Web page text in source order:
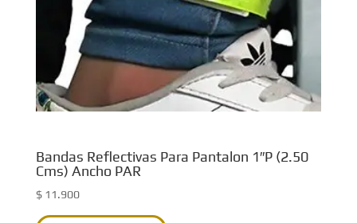
Bandas Reflectivas Para Pantalon 1″P (2.50
Cms) Ancho PAR
$11.900